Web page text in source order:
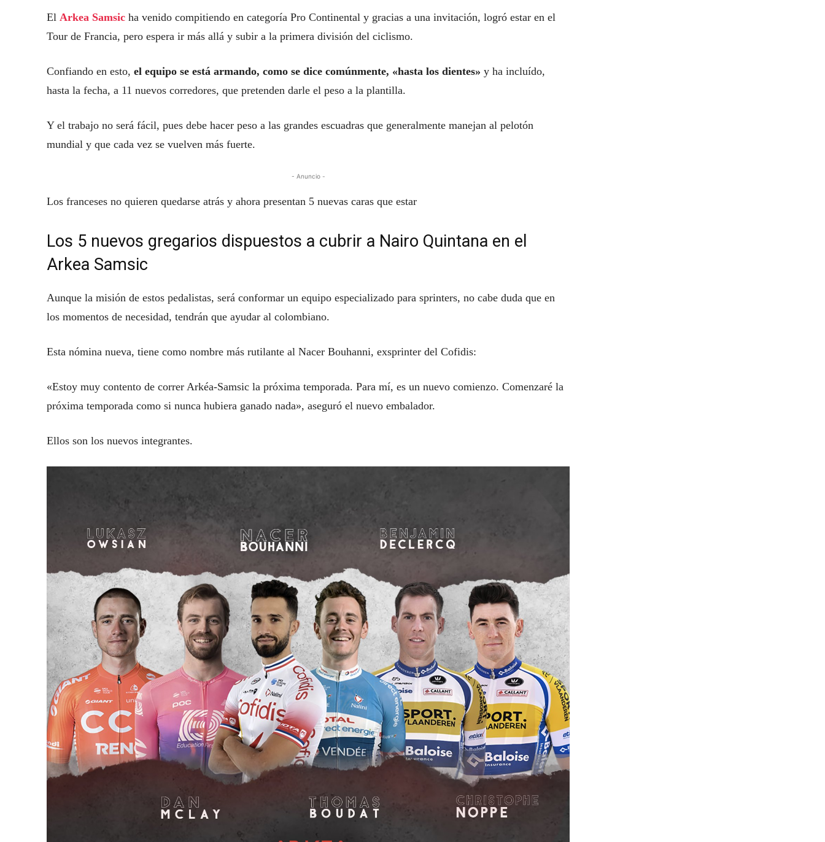
El Arkea Samsic ha venido compitiendo en categoría Pro Continental y gracias a una invitación, logró estar en el
Tour de Francia, pero espera ir más allá y subir a la primera división del ciclismo.
Confiando en esto, el equipo se está armando, como se dice comúnmente, «hasta los dientes» y ha incluído,
hasta la fecha, a 11 nuevos corredores, que pretenden darle el peso a la plantilla.
Y el trabajo no será fácil, pues debe hacer peso a las grandes escuadras que generalmente manejan al pelotón
mundial y que cada vez se vuelven más fuerte.
- Anuncio -
Los franceses no quieren quedarse atrás y ahora presentan 5 nuevas caras que estar
Los 5 nuevos gregarios dispuestos a cubrir a Nairo Quintana en el
Arkea Samsic
Aunque la misión de estos pedalistas, será conformar un equipo especializado para sprinters, no cabe duda que en
los momentos de necesidad, tendrán que ayudar al colombiano.
Esta nómina nueva, tiene como nombre más rutilante al Nacer Bouhanni, exsprinter del Cofidis:
«Estoy muy contento de correr Arkéa-Samsic la próxima temporada. Para mí, es un nuevo comienzo. Comenzaré la
próxima temporada como si nunca hubiera ganado nada», aseguró el nuevo embalador.
Ellos son los nuevos integrantes.